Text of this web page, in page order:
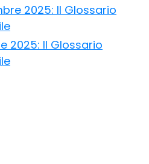
2025: Il Glossario
2025: Il Glossario